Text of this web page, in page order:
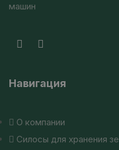
машин
Навигация
О компании
Силосы для хранения